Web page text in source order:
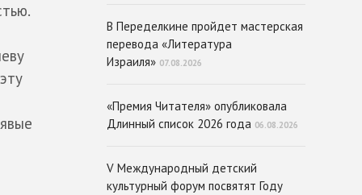
В Переделкине пройдет мастерская
перевода «Литература
Израиля» 07.08.2026
«Премия Читателя» опубликовала
Длинный список 2026 года 06.08.2026
V Международный детский
культурный форум посвятят Году